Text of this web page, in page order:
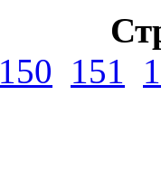
150 151